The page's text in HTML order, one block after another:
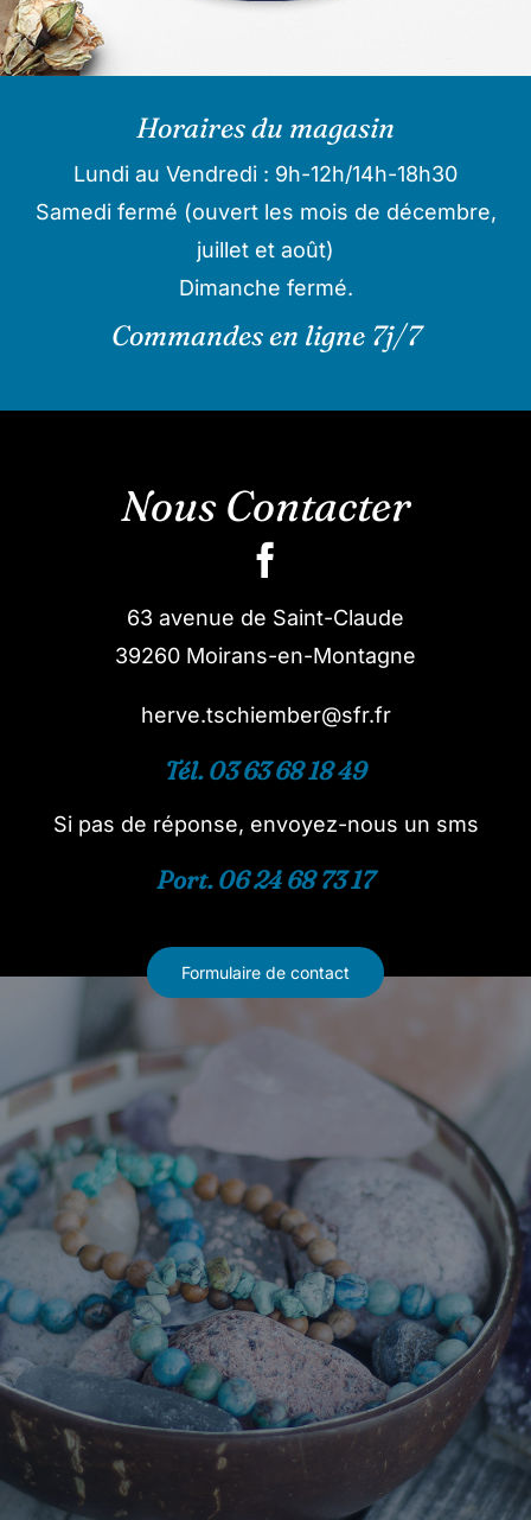
Horaires du magasin
Lundi au Vendredi : 9h-12h/14h-18h30
Samedi fermé (ouvert les mois de décembre,
juillet et août)
Dimanche fermé.
Commandes en ligne 7j/7
Nous Contacter
63 avenue de Saint-Claude
39260 Moirans-en-Montagne
herve.tschiember@sfr.fr
Tél. 03 63 68 18 49
Si pas de réponse, envoyez-nous un sms
Port. 06 24 68 73 17
Formulaire de contact